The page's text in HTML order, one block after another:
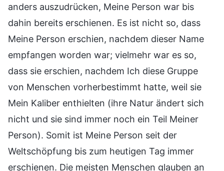
anders auszudrücken, Meine Person war bis
dahin bereits erschienen. Es ist nicht so, dass
Meine Person erschien, nachdem dieser Name
empfangen worden war; vielmehr war es so,
dass sie erschien, nachdem Ich diese Gruppe
von Menschen vorherbestimmt hatte, weil sie
Mein Kaliber enthielten (ihre Natur ändert sich
nicht und sie sind immer noch ein Teil Meiner
Person). Somit ist Meine Person seit der
Weltschöpfung bis zum heutigen Tag immer
erschienen. Die meisten Menschen glauben an